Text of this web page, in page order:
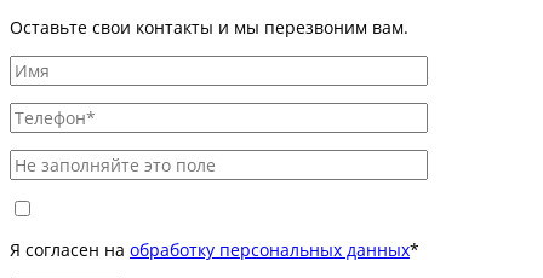
Оставьте свои контакты и мы перезвоним вам.
Я согласен на обработку персональных данных*